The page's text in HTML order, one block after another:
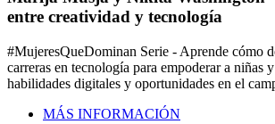
entre creatividad y tecnología
#MujeresQueDominan Serie - Aprende cómo
carreras en tecnología para empoderar a niñas
habilidades digitales y oportunidades en el
MÁS INFORMACIÓN